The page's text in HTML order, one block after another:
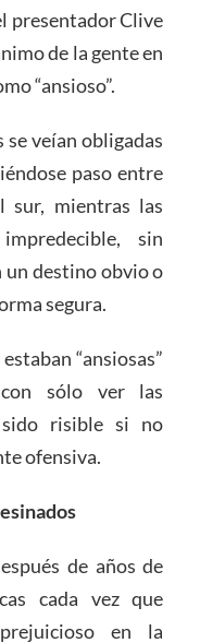
presentador Clive
de la gente en
“ansioso”.
veían obligadas
paso entre
sur, mientras las
sin
destino obvio o
segura.
“ansiosas”
sólo ver las
sido risible si no
ofensiva.
de años de
cada vez que
en la